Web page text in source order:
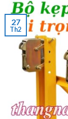
27
Th2